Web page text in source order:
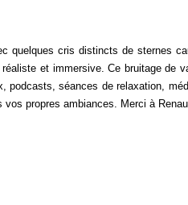
quelques cris distincts de sternes
et immersive. Ce bruitage de
podcasts, séances de relaxation,
propres ambiances. Merci à